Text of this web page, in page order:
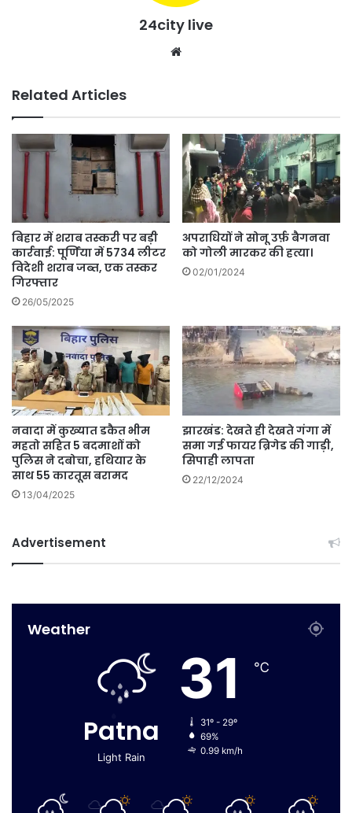
24city live
Related Articles
बिहार में शराब तस्करी पर बड़ी
कार्रवाई: पूर्णिया में 5734 लीटर
विदेशी शराब जब्त, एक तस्कर
गिरफ्तार
26/05/2025
अपराधियों ने सोनू उर्फ़ बैगनवा
को गोली मारकर की हत्या।
02/01/2024
नवादा में कुख्यात डकैत भीम
महतो सहित 5 बदमाशों को
पुलिस ने दबोचा, हथियार के
साथ 55 कारतूस बरामद
13/04/2025
झारखंड: देखते ही देखते गंगा में
समा गई फायर ब्रिगेड की गाड़ी,
सिपाही लापता
22/12/2024
Advertisement
Weather
Patna
Light Rain
31 ℃
31º - 29º
69%
0.99 km/h